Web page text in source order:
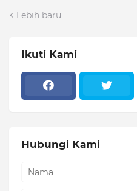
Lebih baru
Ikuti Kami
Hubungi Kami